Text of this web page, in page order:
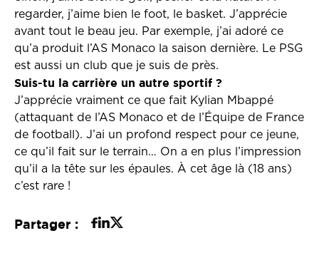
regarder, j’aime bien le foot, le basket. J’apprécie
avant tout le beau jeu. Par exemple, j’ai adoré ce
qu’a produit l’AS Monaco la saison dernière. Le PSG
est aussi un club que je suis de près.
Suis-tu la carrière un autre sportif ?
J’apprécie vraiment ce que fait Kylian Mbappé
(attaquant de l’AS Monaco et de l’Équipe de France
de football). J’ai un profond respect pour ce jeune,
ce qu’il fait sur le terrain… On a en plus l’impression
qu’il a la tête sur les épaules. À cet âge là (18 ans)
c’est rare !
Partager :